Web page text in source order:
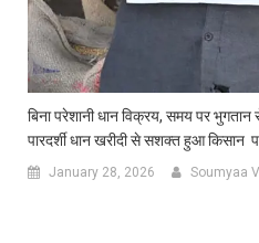
बिना परेशानी धान विक्रय, समय पर भुगतान
पारदर्शी धान खरीदी से सशक्त हुआ किसान
January 28, 2026 Soumyaa